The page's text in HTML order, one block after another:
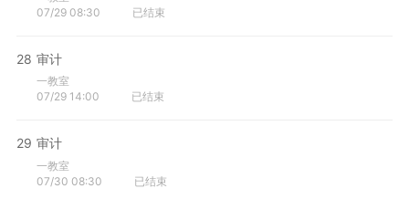
07/29 08:30
已结束
28 审计
一教室
07/29 14:00
已结束
29 审计
一教室
07/30 08:30
已结束